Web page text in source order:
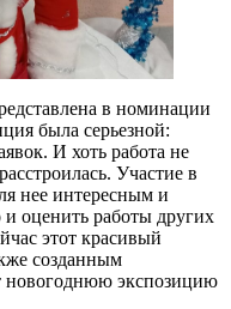
в номинации
была серьезной:
И хоть работа не
Участие в
нее интересным и
и оценить работы других
этот красивый
созданным
новогоднюю экспозицию